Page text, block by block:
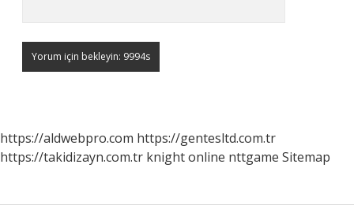
https://aldwebpro.com https://gentesltd.com.tr
https://takidizayn.com.tr knight online nttgame Sitemap